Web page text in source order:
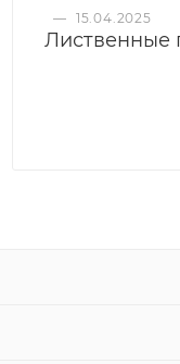
— 15.04.2025
Лиственные